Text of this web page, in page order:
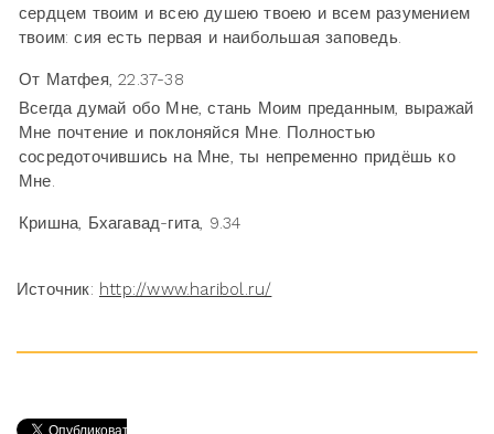
сердцем твоим и всею душею твоею и всем разумением
твоим: сия есть первая и наибольшая заповедь.
От Матфея, 22.37-38
Всегда думай обо Мне, стань Моим преданным, выражай
Мне почтение и поклоняйся Мне. Полностью
сосредоточившись на Мне, ты непременно придёшь ко
Мне.
Кришна, Бхагавад-гита, 9.34
Источник: http://www.haribol.ru/